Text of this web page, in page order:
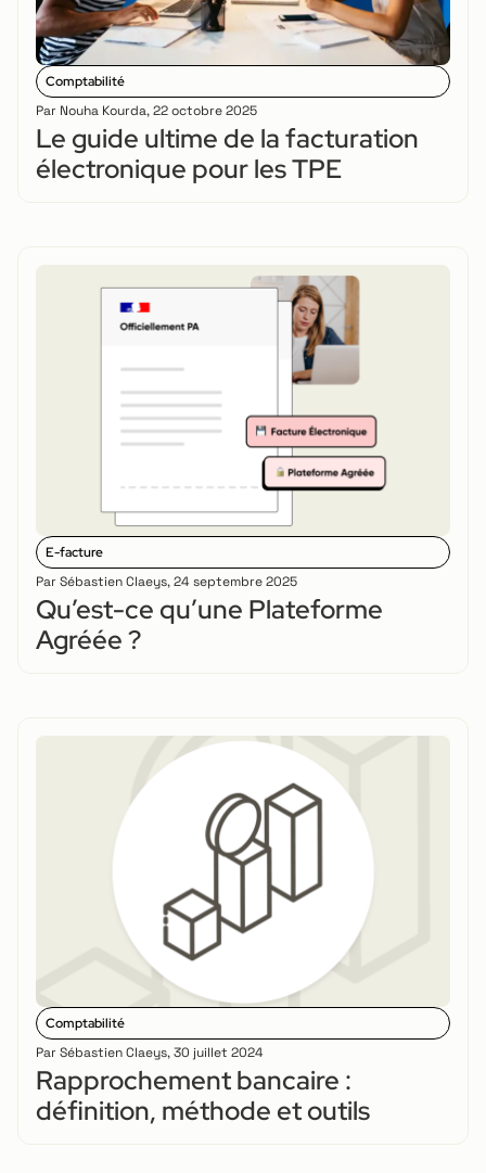
Comptabilité
Par Nouha Kourda,22 octobre 2025
Le guide ultime de la facturation
électronique pour les TPE
E-facture
Par Sébastien Claeys,24 septembre 2025
Qu’est-ce qu’une Plateforme
Agréée ?
Comptabilité
Par Sébastien Claeys,30 juillet 2024
Rapprochement bancaire :
définition, méthode et outils